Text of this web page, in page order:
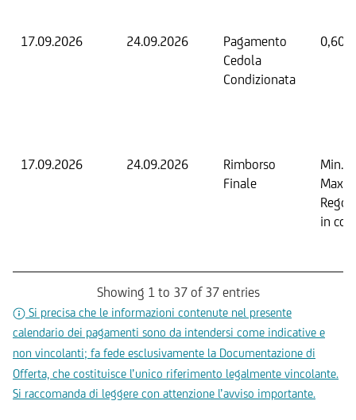
17.09.2026 24.09.2026
Pagamento
Cedola
Condizionata
0,60
17.09.2026 24.09.2026
Rimborso
Finale
Min.
Max.
in
Showing 1 to 37 of 37 entries
Si precisa che le informazioni contenute nel presente
calendario dei pagamenti sono da intendersi come indicative e
non vincolanti; fa fede esclusivamente la Documentazione di
Offerta, che costituisce l’unico riferimento legalmente vincolante.
Si raccomanda di leggere con attenzione l’avviso importante.